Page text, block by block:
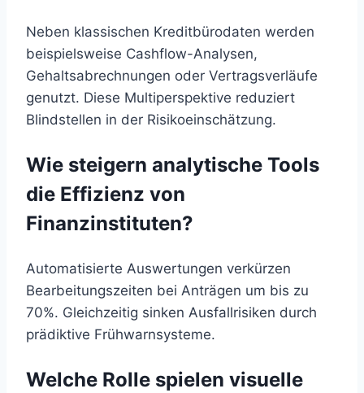
Neben klassischen Kreditbürodaten werden
beispielsweise Cashflow-Analysen,
Gehaltsabrechnungen oder Vertragsverläufe
genutzt. Diese Multiperspektive reduziert
Blindstellen in der Risikoeinschätzung.
Wie steigern analytische Tools
die Effizienz von
Finanzinstituten?
Automatisierte Auswertungen verkürzen
Bearbeitungszeiten bei Anträgen um bis zu
70%. Gleichzeitig sinken Ausfallrisiken durch
prädiktive Frühwarnsysteme.
Welche Rolle spielen visuelle